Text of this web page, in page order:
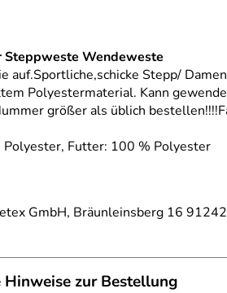
Steppweste Wendeweste
auf.Sportliche,schicke Stepp/
Polyestermaterial. Kann
größer als üblich
Futter: 100 % Polyester
GmbH, Bräunleinsberg 16
zur Bestellung